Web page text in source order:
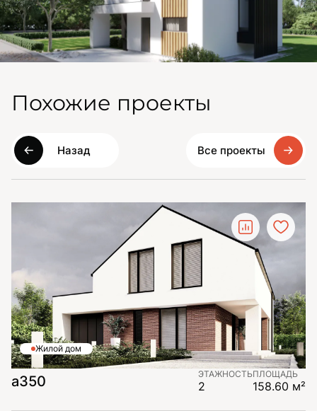
Похожие проекты
Назад Все проекты
Жилой дом
а350 ЭТАЖНОСТЬ
2
ПЛОЩАДЬ
158.60 м²